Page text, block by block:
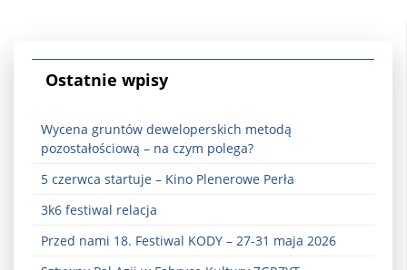
Ostatnie wpisy
Wycena gruntów deweloperskich metodą
pozostałościową – na czym polega?
5 czerwca startuje – Kino Plenerowe Perła
3k6 festiwal relacja
Przed nami 18. Festiwal KODY – 27-31 maja 2026